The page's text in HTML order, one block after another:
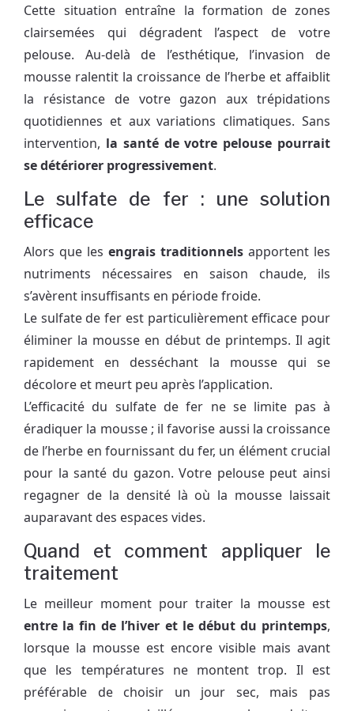
Cette situation entraîne la formation de zones
clairsemées qui dégradent l’aspect de votre
pelouse. Au-delà de l’esthétique, l’invasion de
mousse ralentit la croissance de l’herbe et affaiblit
la résistance de votre gazon aux trépidations
quotidiennes et aux variations climatiques. Sans
intervention, la santé de votre pelouse pourrait
se détériorer progressivement.
Le sulfate de fer : une solution
efficace
Alors que les engrais traditionnels apportent les
nutriments nécessaires en saison chaude, ils
s’avèrent insuffisants en période froide.
Le sulfate de fer est particulièrement efficace pour
éliminer la mousse en début de printemps. Il agit
rapidement en desséchant la mousse qui se
décolore et meurt peu après l’application.
L’efficacité du sulfate de fer ne se limite pas à
éradiquer la mousse ; il favorise aussi la croissance
de l’herbe en fournissant du fer, un élément crucial
pour la santé du gazon. Votre pelouse peut ainsi
regagner de la densité là où la mousse laissait
auparavant des espaces vides.
Quand et comment appliquer le
traitement
Le meilleur moment pour traiter la mousse est
entre la fin de l’hiver et le début du printemps,
lorsque la mousse est encore visible mais avant
que les températures ne montent trop. Il est
préférable de choisir un jour sec, mais pas